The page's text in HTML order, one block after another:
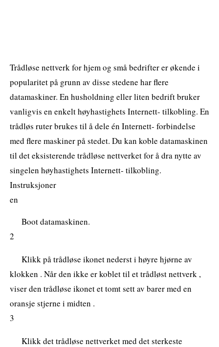
Trådløse nettverk for hjem og små bedrifter er økende i
popularitet på grunn av disse stedene har flere
datamaskiner. En husholdning eller liten bedrift bruker
vanligvis en enkelt høyhastighets Internett- tilkobling. En
trådløs ruter brukes til å dele én Internett- forbindelse
med flere maskiner på stedet. Du kan koble datamaskinen
til det eksisterende trådløse nettverket for å dra nytte av
singelen høyhastighets Internett- tilkobling.
Instruksjoner
en
Boot datamaskinen.
2
Klikk på trådløse ikonet nederst i høyre hjørne av
klokken . Når den ikke er koblet til et trådløst nettverk ,
viser den trådløse ikonet et tomt sett av barer med en
oransje stjerne i midten .
3
Klikk det trådløse nettverket med det sterkeste